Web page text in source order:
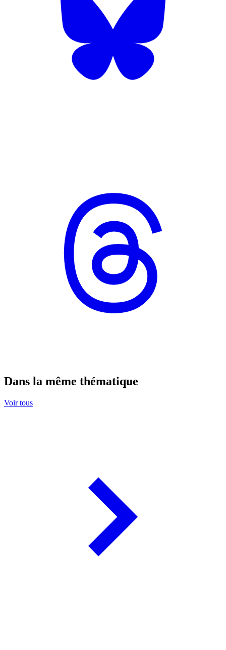
Dans la même thématique
Voir tous